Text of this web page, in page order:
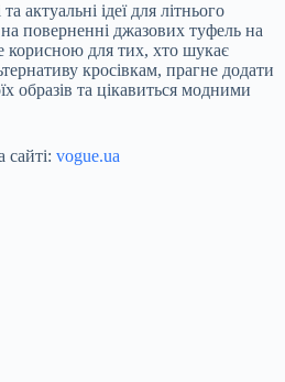
актуальні ідеї для літнього
поверненні джазових туфель на
корисною для тих, хто шукає
кросівкам, прагне додати
образів та цікавиться модними
vogue.ua